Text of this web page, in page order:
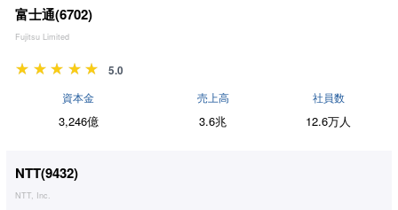
富士通(6702)
Fujitsu Limited
5.0
資本金
3,246億
売上高
3.6兆
社員数
12.6万人
NTT(9432)
NTT, Inc.